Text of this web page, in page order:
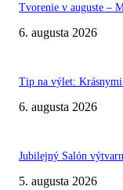
Tvorenie v auguste –
6. augusta 2026
Tip na výlet:
6. augusta 2026
Jubilejný Salón
5. augusta 2026